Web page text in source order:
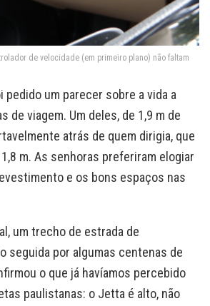
de velocidade (em primeiro plano) não faltam
um parecer sobre a vida a
de viagem. Um deles, de 1,9 m de
atrás de quem dirigia, que
m. As senhoras preferiram elogiar
e os bons espaços nas
um trecho de estrada de
seguida por algumas centenas de
o que já havíamos percebido
paulistanas: o Jetta é alto, não